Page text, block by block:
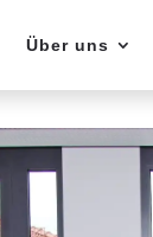
Über uns